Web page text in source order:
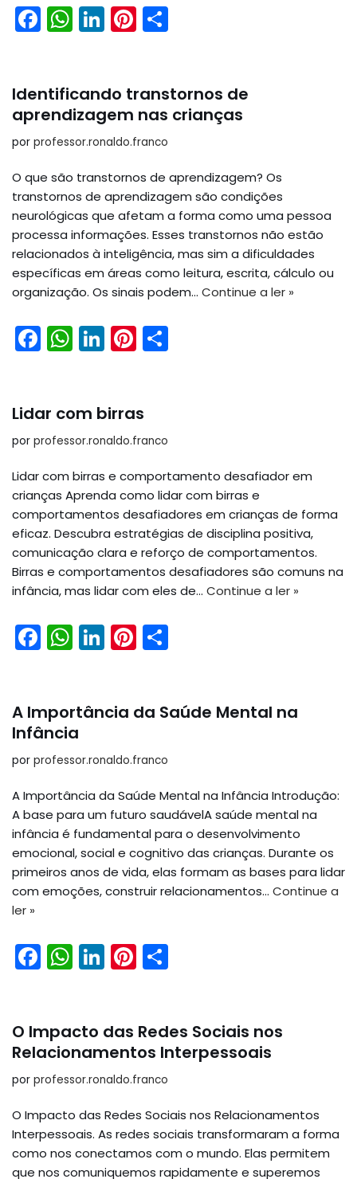
F
a
e
b
o
o
k
W
h
ts
A
p
p
Li
n
e
dI
n
Pi
nt
e
st
e
Identificando transtornos de
aprendizagem nas crianças
por professor.ronaldo.franco
O que são transtornos de aprendizagem? Os
transtornos de aprendizagem são condições
neurológicas que afetam a forma como uma pessoa
processa informações. Esses transtornos não estão
relacionados à inteligência, mas sim a dificuldades
específicas em áreas como leitura, escrita, cálculo ou
organização. Os sinais podem… Continue a ler »
F
a
e
b
o
o
k
W
h
ts
A
p
p
Li
n
e
dI
n
Pi
nt
e
st
Lidar com birras
por professor.ronaldo.franco
Lidar com birras e comportamento desafiador em
crianças Aprenda como lidar com birras e
comportamentos desafiadores em crianças de forma
eficaz. Descubra estratégias de disciplina positiva,
comunicação clara e reforço de comportamentos.
Birras e comportamentos desafiadores são comuns na
infância, mas lidar com eles de… Continue a ler »
F
a
e
b
o
o
k
W
h
ts
A
p
p
Li
n
e
n
Pi
nt
e e
A Importância da Saúde Mental na
Infância
por professor.ronaldo.franco
A Importância da Saúde Mental na Infância Introdução:
A base para um futuro saudávelA saúde mental na
infância é fundamental para o desenvolvimento
emocional, social e cognitivo das crianças. Durante os
primeiros anos de vida, elas formam as bases para lidar
com emoções, construir relacionamentos… Continue a
ler »
F
a
e
b
o
o
k
W
h
ts
A
p
p
Li
n
e
dI
n
Pi
nt
e
st
e
O Impacto das Redes Sociais nos
Relacionamentos Interpessoais
por professor.ronaldo.franco
O Impacto das Redes Sociais nos Relacionamentos
Interpessoais. As redes sociais transformaram a forma
como nos conectamos com o mundo. Elas permitem
que nos comuniquemos rapidamente e superemos